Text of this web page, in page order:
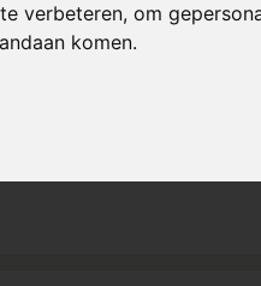
verbeteren, om
komen.
Al vanaf€ 1,34per stuk